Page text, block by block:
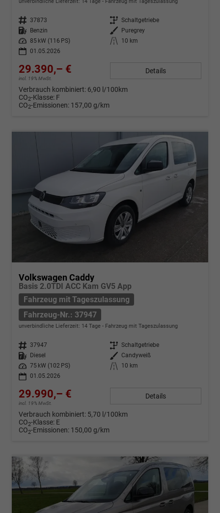
Fahrzeug-Nr. 37873 Getriebe Schaltgetriebe
Kraftstoff Benzin Außenfarbe
Puregrey
Leistung
85 kW (116 PS) Kilometerstand
10 km
01.05.2026
29.390,– €
incl. 19% MwSt.
Details
Verbrauch kombiniert: 6,90 l/100km
CO2-Klasse: F
CO2-Emissionen: 157,00 g/km
Volkswagen Caddy
Basis 2.0TDI ACC Kam GV5 App
Fahrzeug mit Tageszulassung
Fahrzeug-Nr.: 37947
unverbindliche Lieferzeit: 14 Tage Fahrzeug mit Tageszulassung
Fahrzeug-Nr. 37947 Getriebe Schaltgetriebe
Kraftstoff
Diesel Außenfarbe Candyweiß
Leistung
75 kW (102 PS) Kilometerstand
10 km
01.05.2026
29.990,– €
incl. 19% MwSt.
Details
Verbrauch kombiniert: 5,70 l/100km
CO2-Klasse: E
CO2-Emissionen: 150,00 g/km